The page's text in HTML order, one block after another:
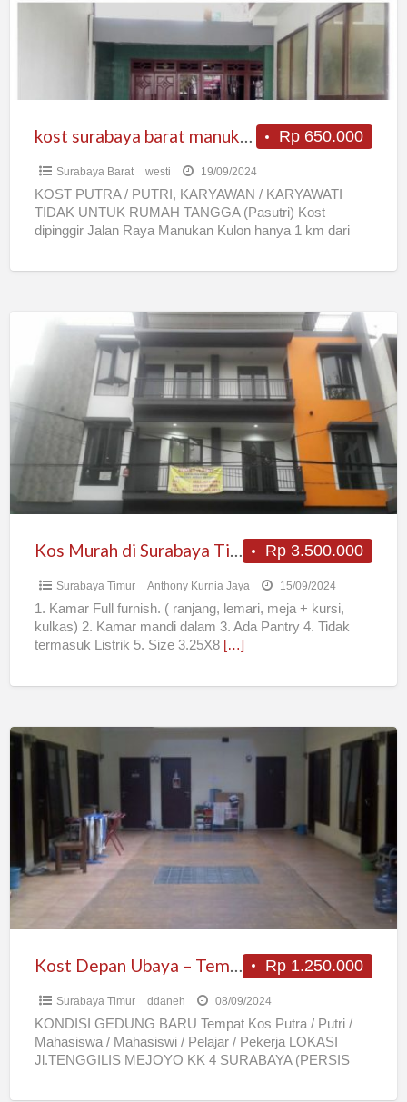
Rp 650.000
kost surabaya barat manukan
Surabaya Barat westi 19/09/2024
KOST PUTRA / PUTRI, KARYAWAN / KARYAWATI
TIDAK UNTUK RUMAH TANGGA (Pasutri) Kost
dipinggir Jalan Raya Manukan Kulon hanya 1 km dari
Timur
Rp 3.500.000
Kos Murah di Surabaya Timur
Surabaya Timur Anthony Kurnia Jaya 15/09/2024
1. Kamar Full furnish. ( ranjang, lemari, meja + kursi,
kulkas) 2. Kamar mandi dalam 3. Ada Pantry 4. Tidak
termasuk Listrik 5. Size 3.25X8 […]
Kost
Depan
Ubaya
Tempat
Strategis
–
Mahasiswa/Pelajar/Pekerja
Rp 1.250.000
Kost Depan Ubaya – Tempat Strategis – Kos Mahasiswa/Pelajar/Pekerja
Surabaya Timur ddaneh 08/09/2024
KONDISI GEDUNG BARU Tempat Kos Putra / Putri /
Mahasiswa / Mahasiswi / Pelajar / Pekerja LOKASI
Jl.TENGGILIS MEJOYO KK 4 SURABAYA (PERSIS